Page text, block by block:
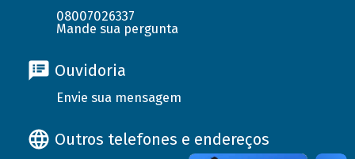
08007026337
Mande sua pergunta
Ouvidoria
Envie sua mensagem
Outros telefones e endereços